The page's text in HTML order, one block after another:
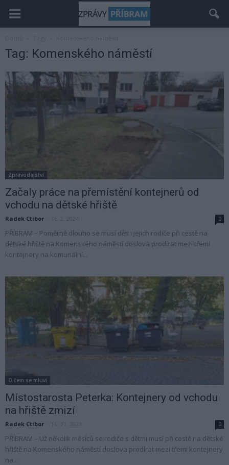
Tag: Komenského náměstí
Zpravodajství
Začaly práce na přemístění kontejnerů od
vchodu na dětské hřiště
Radek Ctibor 0
PŘÍBRAM – Poměrně dlouho se musí děti i jejich rodiče při cestě na
dětské hřiště na Komenského náměstí doslova prodírat mezi třemi
kontejnery na komunální...
O čem se mluví
Místostarosta Peterka: Kontejnery od vchodu
na hřiště zmizí
Radek Ctibor 0
PŘÍBRAM – Už několik měsíců se rodiče s dětmi musí při cestě na dětské
hřiště na Komenského náměstí doslova prodírat mezi třemi kontejnery
na...